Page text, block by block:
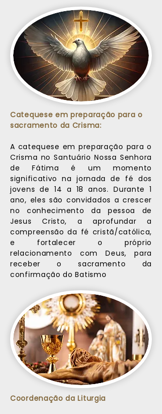
Catequese em preparação para o
sacramento da Crisma:
A catequese em preparação para o
Crisma no Santuário Nossa Senhora
de Fátima é um momento
significativo na jornada de fé dos
jovens de 14 a 18 anos. Durante 1
ano, eles são convidados a crescer
no conhecimento da pessoa de
Jesus Cristo, a aprofundar a
compreensão da fé cristã/católica,
e fortalecer o próprio
relacionamento com Deus, para
receber o sacramento da
confirmação do Batismo
Coordenação da Liturgia